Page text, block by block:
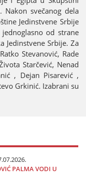
Nakon svečanog dela
Јedinstvene Srbiјe
od strane
Јedinstvene Srbiјe. Za
Stevanović, Rade
Starčević, Nenad
, Deјan Pisarević ,
Grkinić. Izabrani su
PALMA VODI U